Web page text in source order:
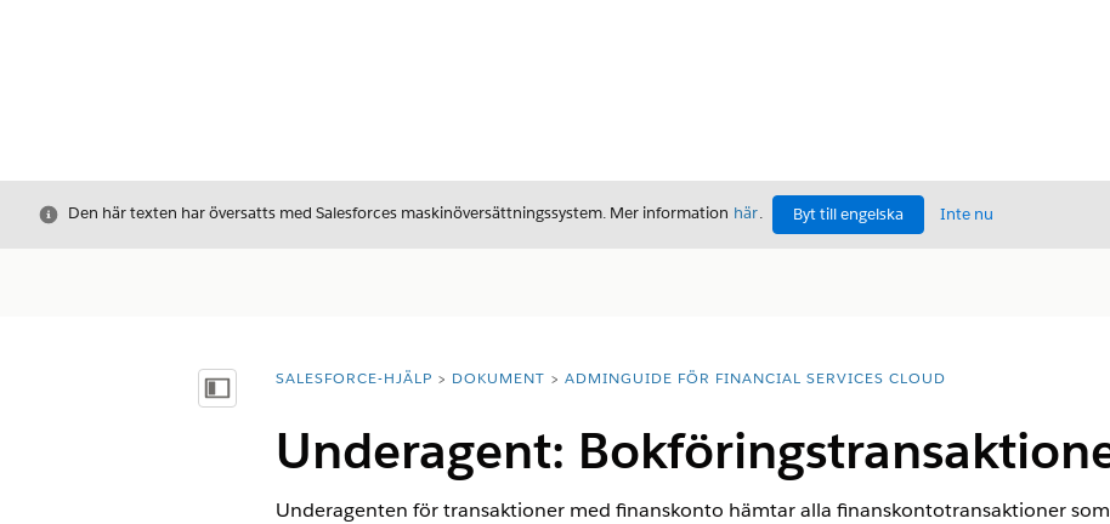
Stäng
Den här texten har översatts med Salesforces maskinöversättningssystem. Mer information här. Byt till engelska Inte nu
Visa innehållsförteckning
Du är här:
SALESFORCE-HJÄLP DOKUMENT ADMINGUIDE FÖR FINANCIAL SERVICES CLOUD
Underagent:
Underagenten för transaktioner med finanskonto hämtar alla finanskontotransaktioner